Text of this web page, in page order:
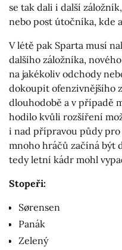
se tak dali i další
nebo post útočníka, kde
V létě pak Sparta musí
dalšího záložníka,
na jakékoliv odchody
dokoupit ofenzivnějšího
dlouhodobě a v případě
hodilo kvůli rozšíření
i nad přípravou půdy pro
mnoho hráčů začíná být
tedy letní kádr mohl
Stopeři:
Sørensen
Panák
Zelený